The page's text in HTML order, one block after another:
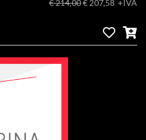
€ 214,00€ 207,58 +IVA